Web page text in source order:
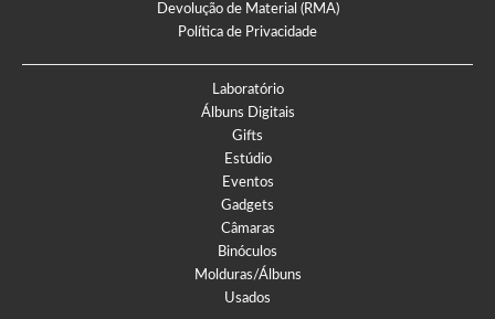
Devolução de Material (RMA)
Política de Privacidade
Laboratório
Álbuns Digitais
Gifts
Estúdio
Eventos
Gadgets
Câmaras
Binóculos
Molduras/Álbuns
Usados